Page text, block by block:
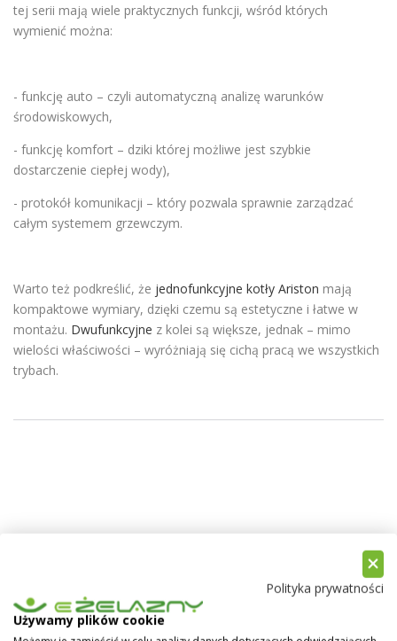
tej serii mają wiele praktycznych funkcji, wśród których
wymienić można:
- funkcję auto – czyli automatyczną analizę warunków
środowiskowych,
- funkcję komfort – dziki której możliwe jest szybkie
dostarczenie ciepłej wody),
- protokół komunikacji – który pozwala sprawnie zarządzać
całym systemem grzewczym.
Warto też podkreślić, że jednofunkcyjne kotły Ariston mają
kompaktowe wymiary, dzięki czemu są estetyczne i łatwe w
montażu. Dwufunkcyjne z kolei są większe, jednak – mimo
wielości właściwości – wyróżniają się cichą pracą we wszystkich
trybach.
Polityka prywatności
Używamy plików cookie